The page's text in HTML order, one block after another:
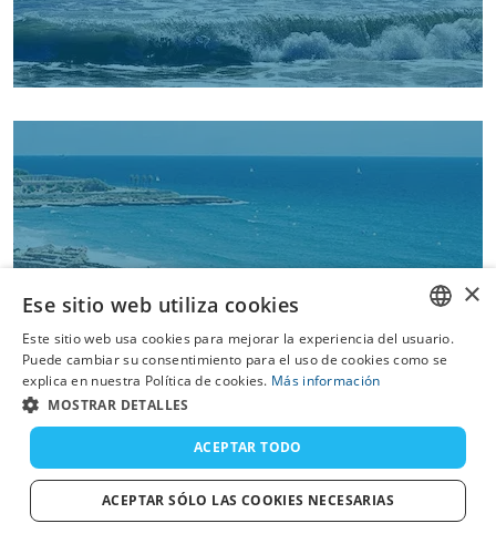
Tarragona
DUTCH
GERMAN
×
Ese sitio web utiliza cookies
Este sitio web usa cookies para mejorar la experiencia del usuario.
Puede cambiar su consentimiento para el uso de cookies como se
explica en nuestra Política de cookies. Más información
MOSTRAR DETALLES
ACEPTAR TODO
ACEPTAR SÓLO LAS COOKIES NECESARIAS